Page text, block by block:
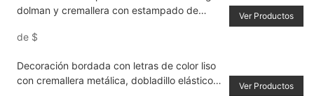
dolman y cremallera con estampado de
de $
Ver Productos
Decoración bordada con letras de color liso
con cremallera metálica, dobladillo elástico,
Ver Productos